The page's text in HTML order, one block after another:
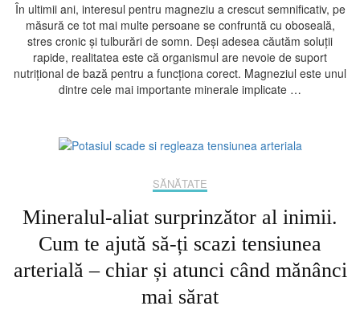
care
poate
influența
cât
de
bine
–
să
administrezi
În ultimii ani, interesul pentru magneziu a crescut semnificativ, pe
măsură ce tot mai multe persoane se confruntă cu oboseală,
stres cronic și tulburări de somn. Deși adesea căutăm soluții
rapide, realitatea este că organismul are nevoie de suport
nutrițional de bază pentru a funcționa corect. Magneziul este unul
dintre cele mai importante minerale implicate …
SĂNĂTATE
Mineralul-aliat surprinzător al inimii.
Cum te ajută să-ți scazi tensiunea
arterială – chiar și atunci când mănânci
mai sărat